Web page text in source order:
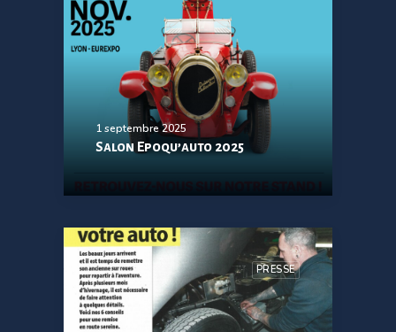
1 septembre 2025
Salon Epoqu’auto 2025
PRESSE